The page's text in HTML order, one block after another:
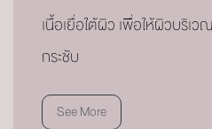
เนื้อเยื่อใต้ผิว เพื่อให้ผิวบริเ
กระชับ
See More